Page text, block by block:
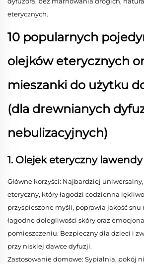
eterycznych.
10 popularnych
olejków eterycznych
mieszanki do użytku
(dla drewnianych
nebulizacyjnych)
1. Olejek eteryczny lawendy
Główne korzyści: Najbardziej
eteryczny, który łagodzi codzienną
przyspieszone myśli, poprawia jakość snu
łagodne dolegliwości skóry oraz
pomieszczeniu. Bezpieczny dla dzieci i
przy niskiej dawce dyfuzji.
Zastosowanie domowe: Sypialnia, pokój